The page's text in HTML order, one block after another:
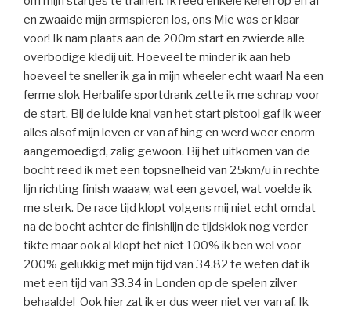
en zwaaide mijn armspieren los, ons Mie was er klaar
voor! Ik nam plaats aan de 200m start en zwierde alle
overbodige kledij uit. Hoeveel te minder ik aan heb
hoeveel te sneller ik ga in mijn wheeler echt waar! Na een
ferme slok Herbalife sportdrank zette ik me schrap voor
de start. Bij de luide knal van het start pistool gaf ik weer
alles alsof mijn leven er van af hing en werd weer enorm
aangemoedigd, zalig gewoon. Bij het uitkomen van de
bocht reed ik met een topsnelheid van 25km/u in rechte
lijn richting finish waaaw, wat een gevoel, wat voelde ik
me sterk. De race tijd klopt volgens mij niet echt omdat
na de bocht achter de finishlijn de tijdsklok nog verder
tikte maar ook al klopt het niet 100% ik ben wel voor
200% gelukkig met mijn tijd van 34.82 te weten dat ik
met een tijd van 33.34 in Londen op de spelen zilver
behaalde! Ook hier zat ik er dus weer niet ver van af. Ik